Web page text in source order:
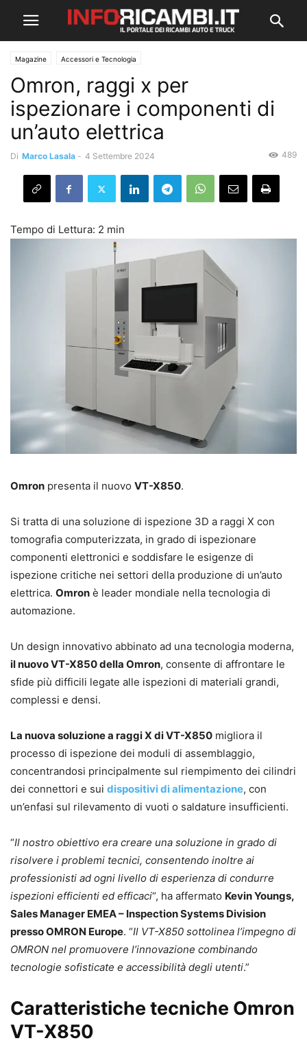
Magazine Accessori e Tecnologia
Omron, raggi x per
ispezionare i componenti di
un’auto elettrica
Di Marco Lasala - 4 Settembre 2024 489
Omron presenta il nuovo VT-X850.
Si tratta di una soluzione di ispezione 3D a raggi X con
tomografia computerizzata, in grado di ispezionare
componenti elettronici e soddisfare le esigenze di
ispezione critiche nei settori della produzione di un’auto
elettrica. Omron è leader mondiale nella tecnologia di
automazione.
Un design innovativo abbinato ad una tecnologia moderna,
il nuovo VT-X850 della Omron, consente di affrontare le
sfide più difficili legate alle ispezioni di materiali grandi,
complessi e densi.
La nuova soluzione a raggi X di VT-X850 migliora il
processo di ispezione dei moduli di assemblaggio,
concentrandosi principalmente sul riempimento dei cilindri
dei connettori e sui dispositivi di alimentazione, con
un’enfasi sul rilevamento di vuoti o saldature insufficienti.
“Il nostro obiettivo era creare una soluzione in grado di
risolvere i problemi tecnici, consentendo inoltre ai
professionisti ad ogni livello di esperienza di condurre
ispezioni efficienti ed efficaci“, ha affermato Kevin Youngs,
Sales Manager EMEA – Inspection Systems Division
presso OMRON Europe. “Il VT-X850 sottolinea l’impegno di
OMRON nel promuovere l’innovazione combinando
tecnologie sofisticate e accessibilità degli utenti.”
Caratteristiche tecniche Omron
VT-X850